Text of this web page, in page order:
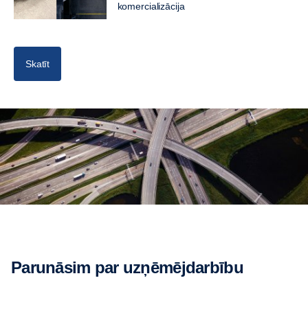
komercializācija
Skatīt
Parunāsim par uzņēmējdarbību